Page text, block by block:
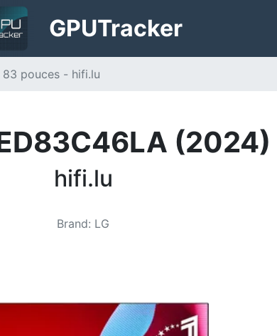
GPUTracker
pouces - hifi.lu
hifi.lu
Brand: LG